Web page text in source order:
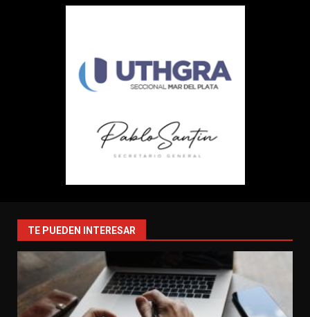
TE PUEDEN INTERESAR